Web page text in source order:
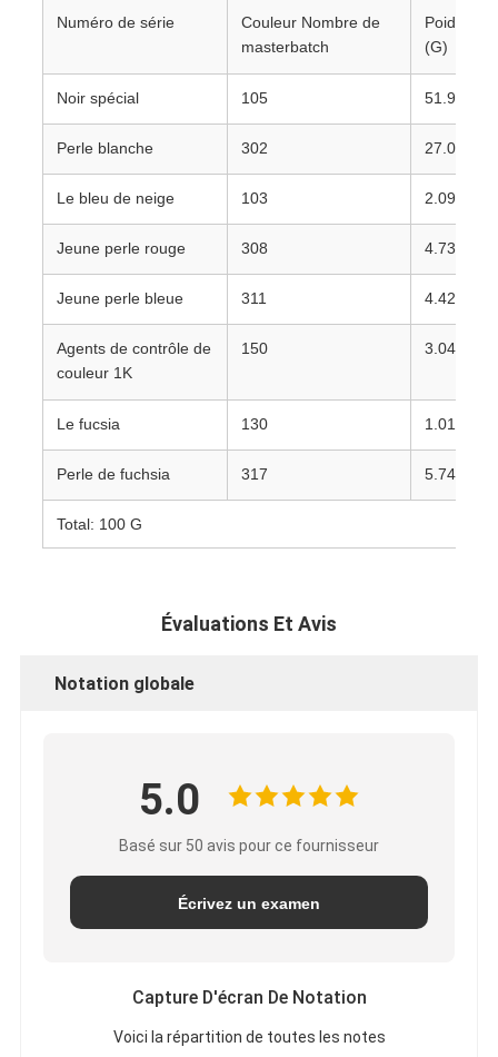
Numéro de série
Couleur Nombre de
masterbatch
Poids
(G)
Noir spécial 105 51.95
Perle blanche 302 27.02
Le bleu de neige 103 2.09
Jeune perle rouge 308 4.73
Jeune perle bleue 311 4.42
Agents de contrôle de
couleur 1K
150 3.04
Le fucsia 130 1.01
Perle de fuchsia 317 5.74
Total: 100 G
Évaluations Et Avis
Notation globale
5.0
Basé sur 50 avis pour ce fournisseur
Écrivez un examen
Capture D'écran De Notation
Voici la répartition de toutes les notes